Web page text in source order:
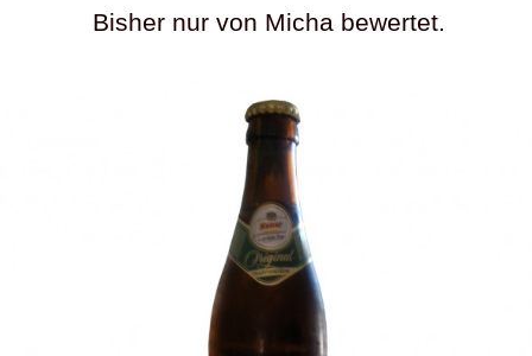
Bisher nur von Micha bewertet.